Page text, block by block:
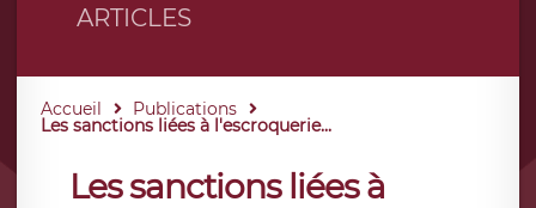
ARTICLES
Accueil Publications
Les sanctions liées à l'escroquerie...
Les sanctions liées à